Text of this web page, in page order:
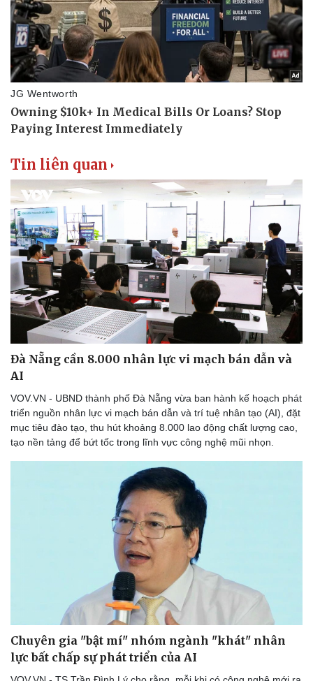
Tin liên quan
Đà Nẵng cần 8.000 nhân lực vi mạch bán dẫn và
AI
VOV.VN - UBND thành phố Đà Nẵng vừa ban hành kế hoạch phát
triển nguồn nhân lực vi mạch bán dẫn và trí tuệ nhân tạo (AI), đặt
mục tiêu đào tạo, thu hút khoảng 8.000 lao động chất lượng cao,
tạo nền tảng để bứt tốc trong lĩnh vực công nghệ mũi nhọn.
Chuyên gia "bật mí" nhóm ngành "khát" nhân
lực bất chấp sự phát triển của AI